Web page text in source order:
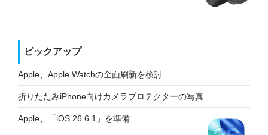
ピックアップ
Apple、Apple Watchの全面刷新を検討
折りたたみiPhone向けカメラプロテクターの写真
Apple、「iOS 26.6.1」を準備